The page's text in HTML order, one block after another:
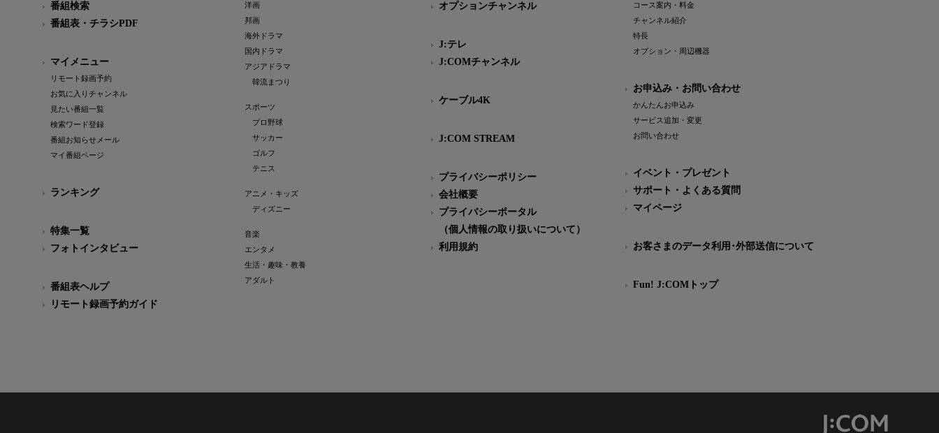
番組検索
番組表・チラシPDF
マイメニュー
リモート録画予約
お気に入りチャンネル
見たい番組一覧
検索ワード登録
番組お知らせメール
マイ番組ページ
ランキング
特集一覧
フォトインタビュー
番組表ヘルプ
リモート録画予約ガイド
洋画
邦画
海外ドラマ
国内ドラマ
アジアドラマ
韓流まつり
スポーツ
プロ野球
サッカー
ゴルフ
テニス
アニメ・キッズ
ディズニー
音楽
エンタメ
生活・趣味・教養
アダルト
オプションチャンネル
J:テレ
J:COMチャンネル
ケーブル4K
J:COM STREAM
プライバシーポリシー
会社概要
プライバシーポータル
（個人情報の取り扱いについて）
利用規約
コース案内・料金
チャンネル紹介
特長
オプション・周辺機器
お申込み・お問い合わせ
かんたんお申込み
サービス追加・変更
お問い合わせ
イベント・プレゼント
サポート・よくある質問
マイページ
お客さまのデータ利用･外部送信について
Fun! J:COMトップ